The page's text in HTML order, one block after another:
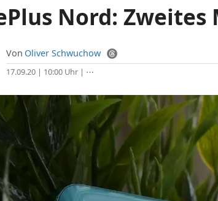
Nord: Zweites
Von Oliver Schwuchow
17.09.20 | 10:00 Uhr| ⋯